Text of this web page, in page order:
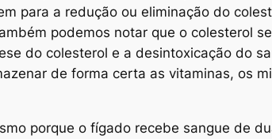
para a redução ou eliminação do
podemos notar que o colesterol
do colesterol e a desintoxicação do
de forma certa as vitaminas, os
porque o fígado recebe sangue de